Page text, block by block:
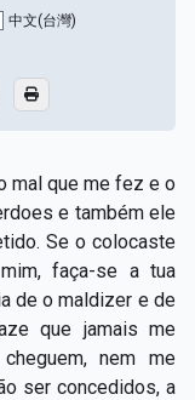
e a
▸
▸
hora ▸
falsos
▸
中文(台灣)
mal que me fez e o
e também ele
Se o colocaste
faça-se a tua
de o maldizer e de
que jamais me
nem me
ser concedidos, a